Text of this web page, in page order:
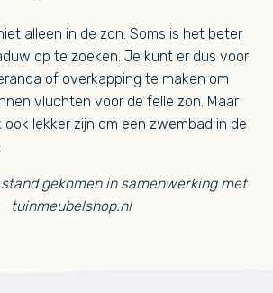
alleen in de zon. Soms is het beter
op te zoeken. Je kunt er dus voor
of overkapping te maken om
vluchten voor de felle zon. Maar
lekker zijn om een zwembad in de
gekomen in samenwerking met
tuinmeubelshop.nl